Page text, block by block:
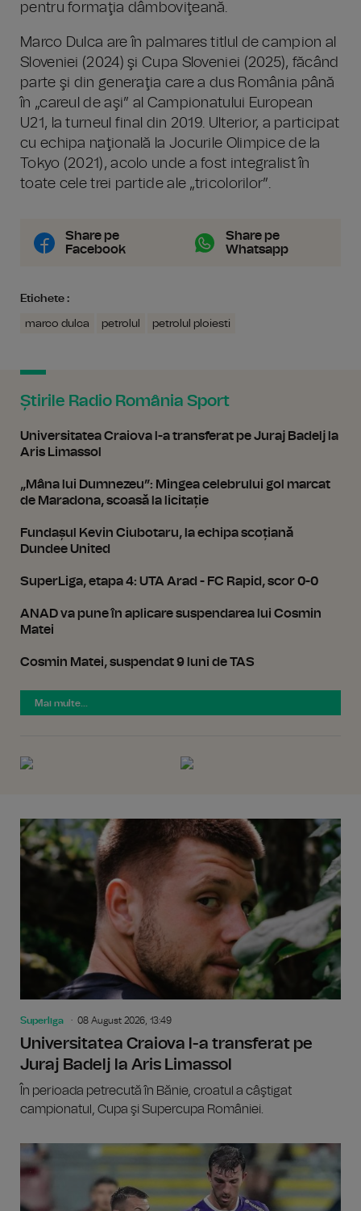
pentru formaţia dâmboviţeană.
Marco Dulca are în palmares titlul de campion al
Sloveniei (2024) şi Cupa Sloveniei (2025), făcând
parte şi din generaţia care a dus România până
în „careul de aşi” al Campionatului European
U21, la turneul final din 2019. Ulterior, a participat
cu echipa naţională la Jocurile Olimpice de la
Tokyo (2021), acolo unde a fost integralist în
toate cele trei partide ale „tricolorilor”.
Share pe
Facebook
Share pe
Whatsapp
Etichete :
marco dulca petrolul petrolul ploiesti
Știrile Radio România Sport
Universitatea Craiova l-a transferat pe Juraj Badelj la
Aris Limassol
„Mâna lui Dumnezeu”: Mingea celebrului gol marcat
de Maradona, scoasă la licitație
Fundașul Kevin Ciubotaru, la echipa scoțiană
Dundee United
SuperLiga, etapa 4: UTA Arad - FC Rapid, scor 0-0
ANAD va pune în aplicare suspendarea lui Cosmin
Matei
Cosmin Matei, suspendat 9 luni de TAS
Mai multe...
Superliga 08 August 2026, 13:49
Universitatea Craiova l-a transferat pe
Juraj Badelj la Aris Limassol
În perioada petrecută în Bănie, croatul a câştigat
campionatul, Cupa şi Supercupa României.